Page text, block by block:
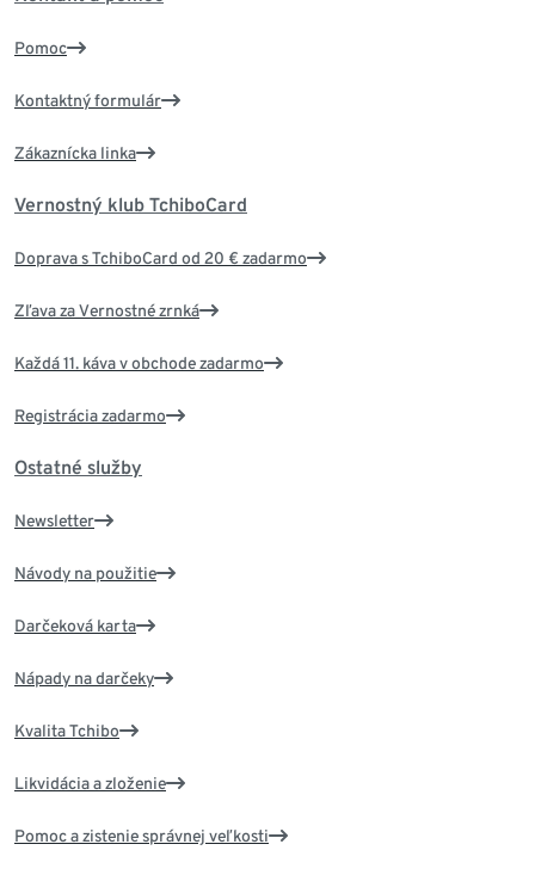
Pomoc
Kontaktný formulár
Zákaznícka linka
Vernostný klub TchiboCard
Doprava s TchiboCard od 20 € zadarmo
Zľava za Vernostné zrnká
Každá 11. káva v obchode zadarmo
Registrácia zadarmo
Ostatné služby
Newsletter
Návody na použitie
Darčeková karta
Nápady na darčeky
Kvalita Tchibo
Likvidácia a zloženie
Pomoc a zistenie správnej veľkosti